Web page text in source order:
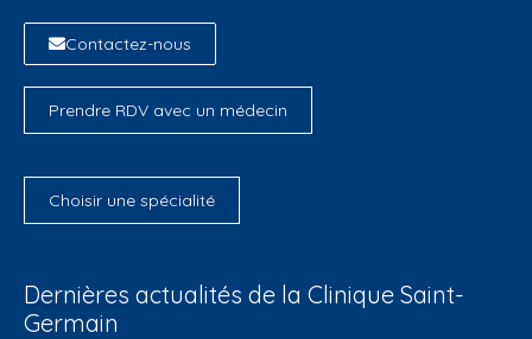
Contactez-nous
Prendre RDV avec un médecin
Choisir une spécialité
Dernières actualités de la Clinique Saint-
Germain